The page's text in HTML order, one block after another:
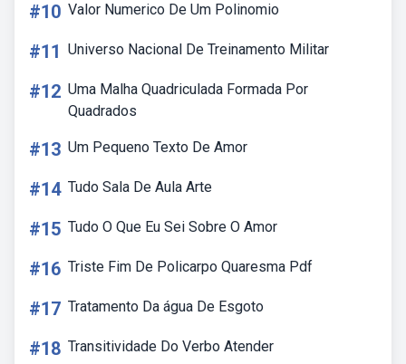
#10 Valor Numerico De Um Polinomio
#11 Universo Nacional De Treinamento Militar
#12 Uma Malha Quadriculada Formada Por
Quadrados
#13 Um Pequeno Texto De Amor
#14 Tudo Sala De Aula Arte
#15 Tudo O Que Eu Sei Sobre O Amor
#16 Triste Fim De Policarpo Quaresma Pdf
#17 Tratamento Da água De Esgoto
#18 Transitividade Do Verbo Atender